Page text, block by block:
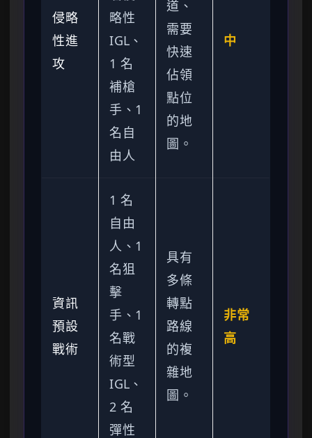
侵略
性進
攻
略性
IGL、
1 名
補槍
手、1
名自
由人
道、
需要
快速
佔領
點位
的地
圖。
中
資訊
預設
戰術
1 名
自由
人、1
名狙
擊
手、1
名戰
術型
IGL、
2 名
彈性
具有
多條
轉點
路線
的複
雜地
圖。
非常
高